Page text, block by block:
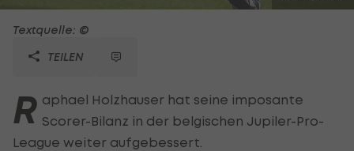
Textquelle: ©
TEILEN
R aphael Holzhauser hat seine imposante
Scorer-Bilanz in der belgischen Jupiler-Pro-
League weiter aufgebessert.